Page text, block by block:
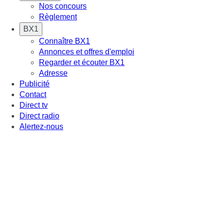
Nos concours
Règlement
BX1
Connaître BX1
Annonces et offres d'emploi
Regarder et écouter BX1
Adresse
Publicité
Contact
Direct tv
Direct radio
Alertez-nous